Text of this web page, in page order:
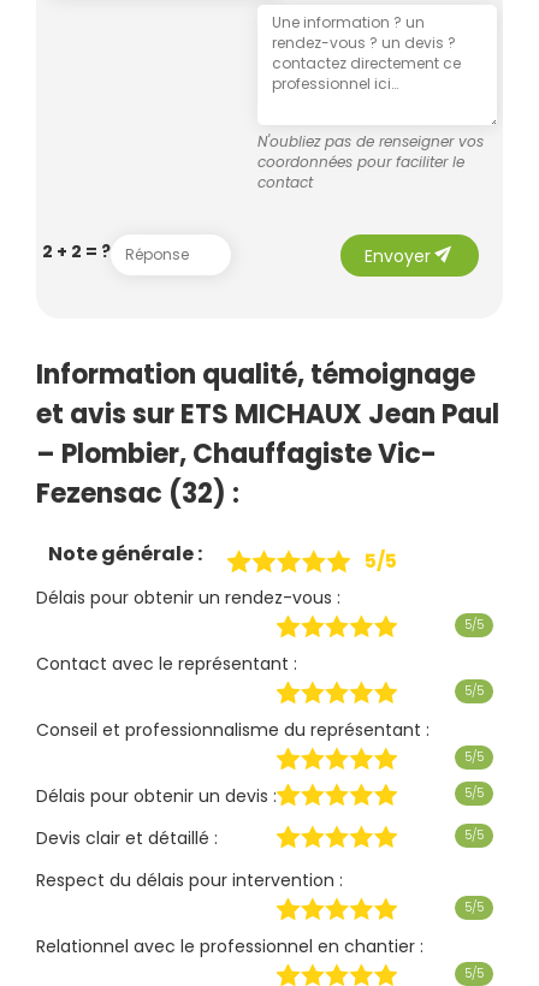
N'oubliez pas de renseigner vos
coordonnées pour faciliter le
contact
2 + 2 = ? Envoyersend
Information qualité, témoignage
et avis sur ETS MICHAUX Jean Paul
– Plombier, Chauffagiste Vic-
Fezensac (32) :
Note générale : 5/5
Délais pour obtenir un rendez-vous :
5/5
Contact avec le représentant :
5/5
Conseil et professionnalisme du représentant :
5/5
Délais pour obtenir un devis : 5/5
Devis clair et détaillé : 5/5
Respect du délais pour intervention :
5/5
Relationnel avec le professionnel en chantier :
5/5